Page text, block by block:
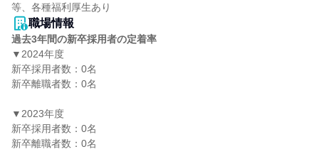
等、各種福利厚生あり
職場情報
過去3年間の新卒採用者の定着率
▼2024年度
新卒採用者数：0名
新卒離職者数：0名
▼2023年度
新卒採用者数：0名
新卒離職者数：0名